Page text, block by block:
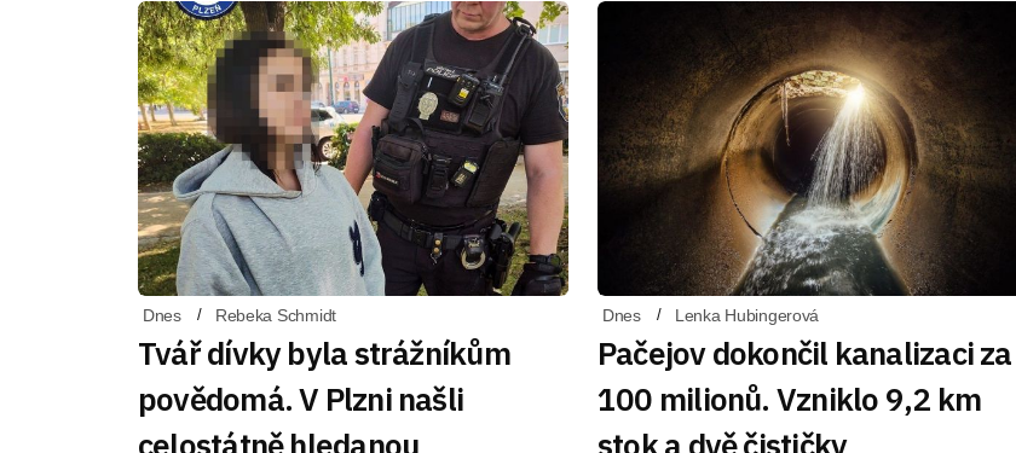
Dnes Rebeka Schmidt
Tvář dívky byla strážníkům
povědomá. V Plzni našli
celostátně hledanou
Dnes Lenka Hubingerová
Pačejov dokončil kanalizaci za
100 milionů. Vzniklo 9,2 km
stok a dvě čističky